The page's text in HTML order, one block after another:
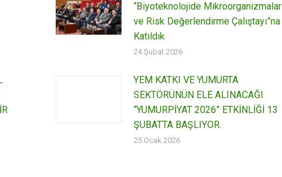
“Biyoteknolojide Mikroorganizmalar
ve Risk Değerlendirme Çalıştayı”na
Katıldık
24 Şubat 2026
YEM KATKI VE YUMURTA
SEKTÖRÜNÜN ELE ALINACAĞI
“YUMURPİYAT 2026” ETKİNLİĞİ 13
ŞUBATTA BAŞLIYOR.
25 Ocak 2026